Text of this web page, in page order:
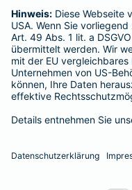
Ombudsmann für private
Postfach 060222, 10052
Impressum
Barmenia Versicherung -
Leonhard-Dober-Str. 7
Tel. 09853 387245